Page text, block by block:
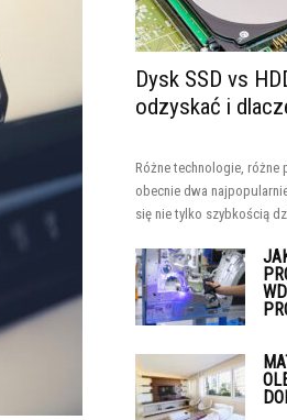
Dysk SSD vs
odzyskać i
Różne technologie, różne
obecnie dwa
się nie tylko szybkością